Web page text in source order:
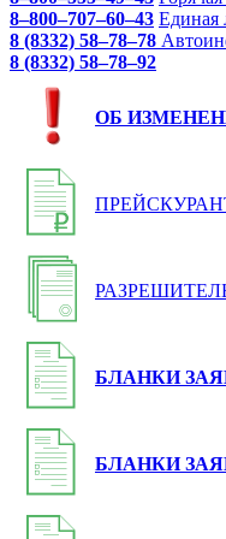
8–800–707–60–43 Единая
8 (8332) 58–78–78
8 (8332) 58–78–92
ОБ
БЛАНКИ
БЛАНКИ